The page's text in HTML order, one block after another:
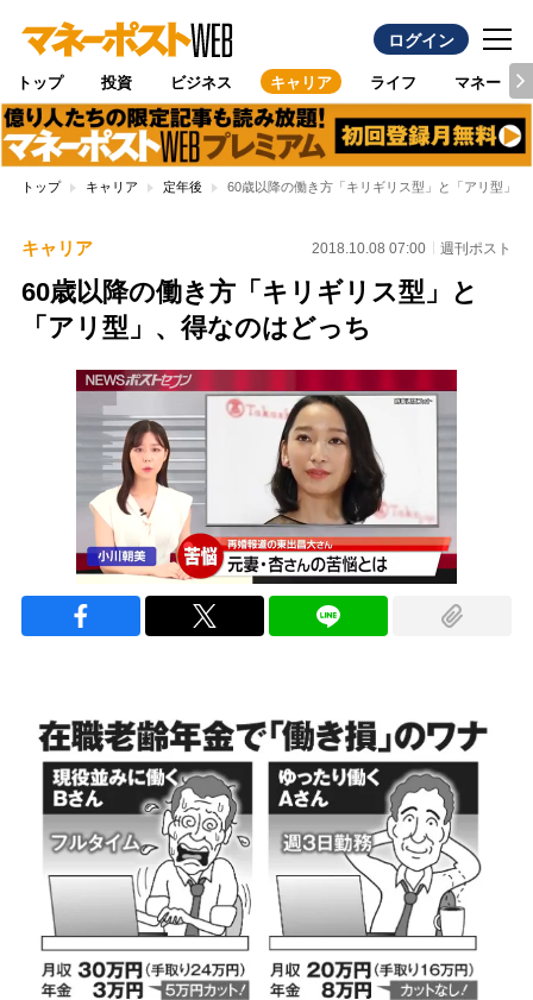
ログイン
トップ 投資 ビジネス キャリア ライフ マネー
トップ キャリア 定年後 60歳以降の働き方「キリギリス型」と「アリ型」
キャリア 2018.10.08 07:00 週刊ポスト
60歳以降の働き方「キリギリス型」と
「アリ型」、得なのはどっち